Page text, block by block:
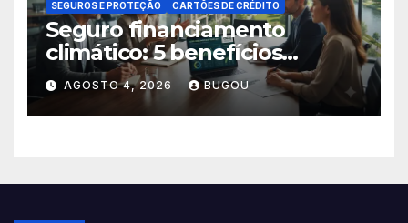
SEGUROS E PROTEÇÃO CARTÕES DE CRÉDITO
Seguro financiamento
climático: 5 benefícios
essenciais
AGOSTO 4, 2026 BUGOU